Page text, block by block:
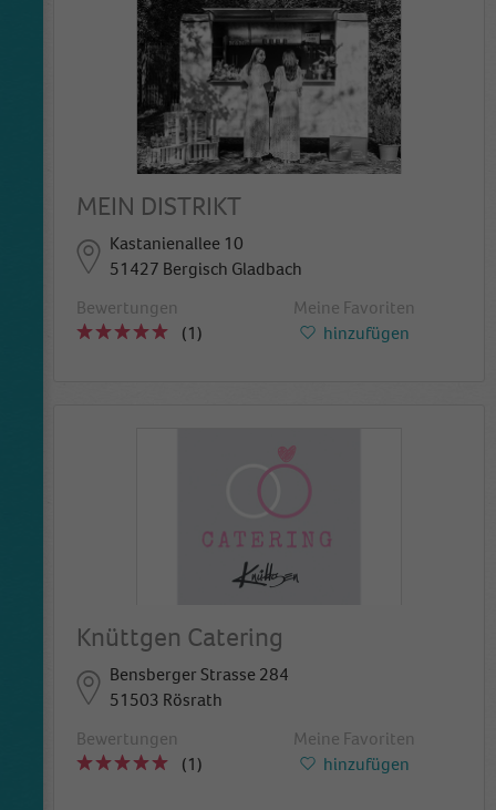
MEIN DISTRIKT
Kastanienallee 10
51427 Bergisch Gladbach
Bewertungen
(1)
Meine Favoriten
hinzufügen
Knüttgen Catering
Bensberger Strasse 284
51503 Rösrath
Bewertungen
(1)
Meine Favoriten
hinzufügen